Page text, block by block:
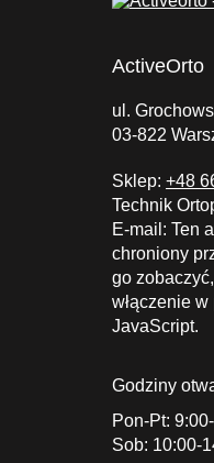
ActiveOrto
ul.
03-822
Sklep: +48
Technik
E-mail: Ten
chroniony
go
włączenie w
JavaScript.
Godziny
Pon-Pt:
Sob: 10:00-